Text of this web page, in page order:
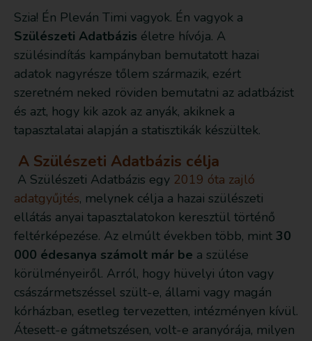
Szia! Én Pleván Timi vagyok. Én vagyok a
Szülészeti Adatbázis életre hívója. A
szülésindítás kampányban bemutatott hazai
adatok nagyrésze tőlem származik, ezért
szeretném neked röviden bemutatni az adatbázist
és azt, hogy kik azok az anyák, akiknek a
tapasztalatai alapján a statisztikák készültek.
A Szülészeti Adatbázis célja
A Szülészeti Adatbázis egy 2019 óta zajló
adatgyűjtés, melynek célja a hazai szülészeti
ellátás anyai tapasztalatokon keresztül történő
feltérképezése. Az elmúlt években több, mint 30
000 édesanya számolt már be a szülése
körülményeiről. Arról, hogy hüvelyi úton vagy
császármetszéssel szült-e, állami vagy magán
kórházban, esetleg tervezetten, intézményen kívül.
Átesett-e gátmetszésen, volt-e aranyórája, milyen